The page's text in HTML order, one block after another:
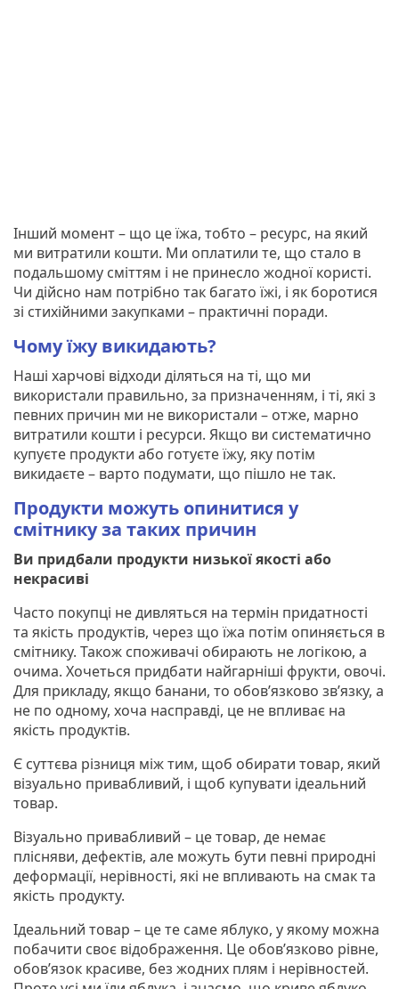
Інший момент – що це їжа, тобто – ресурс, на який
ми витратили кошти. Ми оплатили те, що стало в
подальшому сміттям і не принесло жодної користі.
Чи дійсно нам потрібно так багато їжі, і як боротися
зі стихійними закупками – практичні поради.
Чому їжу викидають?
Наші харчові відходи діляться на ті, що ми
використали правильно, за призначенням, і ті, які з
певних причин ми не використали – отже, марно
витратили кошти і ресурси. Якщо ви систематично
купуєте продукти або готуєте їжу, яку потім
викидаєте – варто подумати, що пішло не так.
Продукти можуть опинитися у
смітнику за таких причин
Ви придбали продукти низької якості або
некрасиві
Часто покупці не дивляться на термін придатності
та якість продуктів, через що їжа потім опиняється в
смітнику. Також споживачі обирають не логікою, а
очима. Хочеться придбати найгарніші фрукти, овочі.
Для прикладу, якщо банани, то обов’язково зв’язку, а
не по одному, хоча насправді, це не впливає на
якість продуктів.
Є суттєва різниця між тим, щоб обирати товар, який
візуально привабливий, і щоб купувати ідеальний
товар.
Візуально привабливий – це товар, де немає
плісняви, дефектів, але можуть бути певні природні
деформації, нерівності, які не впливають на смак та
якість продукту.
Ідеальний товар – це те саме яблуко, у якому можна
побачити своє відображення. Це обов’язково рівне,
обов’язок красиве, без жодних плям і нерівностей.